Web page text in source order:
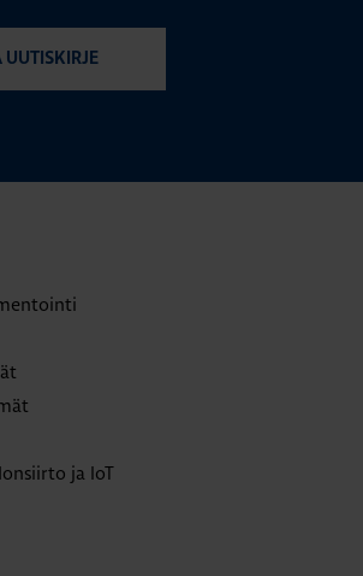
UUTISKIRJE
ja IoT